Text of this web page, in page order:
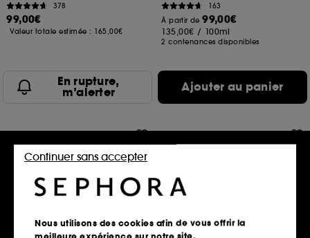
378
99,00€
Valeur totale estimée : 165,00€
En rupture,
m’alerter
163
À partir de99,00€
135,00€ / 100ml
2 contenances disponibles
Ajouter au panier
Nous utilisons des cookies afin de vous offrir la
Continuer sans accepter